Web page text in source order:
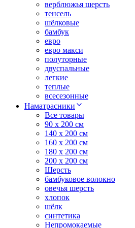
верблюжья шерсть
тенсель
шёлковые
бамбук
евро
евро макси
полуторные
двуспальные
легкие
теплые
всесезонные
Наматрасники
Все товары
90 x 200 см
140 x 200 см
160 x 200 см
180 x 200 см
200 x 200 см
Шерсть
бамбуковое волокно
овечья шерсть
хлопок
шёлк
синтетика
Непромокаемые